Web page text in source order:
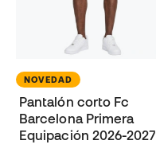
NOVEDAD
Pantalón corto Fc
Barcelona Primera
Equipación 2026-2027